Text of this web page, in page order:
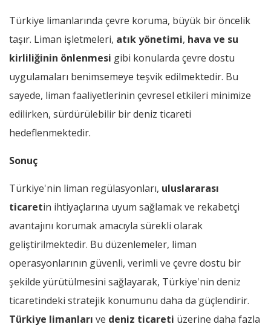
Türkiye limanlarında çevre koruma, büyük bir öncelik
taşır. Liman işletmeleri, atık yönetimi, hava ve su
kirliliğinin önlenmesi gibi konularda çevre dostu
uygulamaları benimsemeye teşvik edilmektedir. Bu
sayede, liman faaliyetlerinin çevresel etkileri minimize
edilirken, sürdürülebilir bir deniz ticareti
hedeflenmektedir.
Sonuç
Türkiye'nin liman regülasyonları, uluslararası
ticaretin ihtiyaçlarına uyum sağlamak ve rekabetçi
avantajını korumak amacıyla sürekli olarak
geliştirilmektedir. Bu düzenlemeler, liman
operasyonlarının güvenli, verimli ve çevre dostu bir
şekilde yürütülmesini sağlayarak, Türkiye'nin deniz
ticaretindeki stratejik konumunu daha da güçlendirir.
Türkiye limanları ve deniz ticareti üzerine daha fazla